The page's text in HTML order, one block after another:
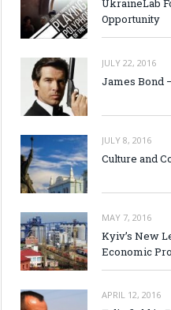
UkraineLab
Opportunity
JULY 22, 2016
James Bond
JULY 8, 2016
Culture and
MAY 7, 2016
Kyiv’s New
Economic
APRIL 12, 2016